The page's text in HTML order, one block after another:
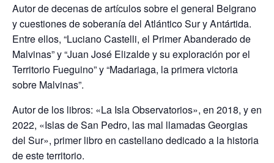
Autor de decenas de artículos sobre el general Belgrano
y cuestiones de soberanía del Atlántico Sur y Antártida.
Entre ellos, “Luciano Castelli, el Primer Abanderado de
Malvinas” y “Juan José Elizalde y su exploración por el
Territorio Fueguino” y “Madariaga, la primera victoria
sobre Malvinas”.
Autor de los libros: «La Isla Observatorios», en 2018, y en
2022, «Islas de San Pedro, las mal llamadas Georgias
del Sur», primer libro en castellano dedicado a la historia
de este territorio.